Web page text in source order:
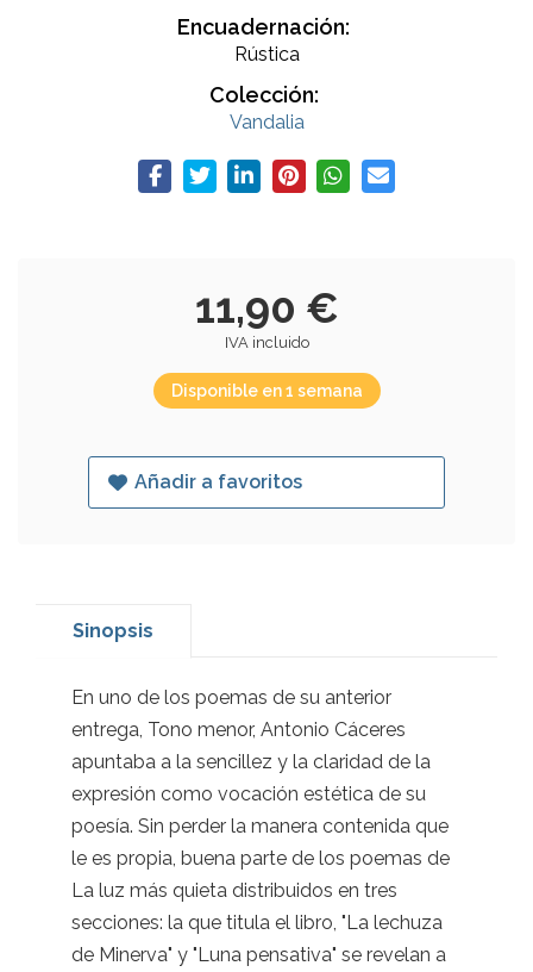
Encuadernación:
Rústica
Colección:
Vandalia
11,90 €
IVA incluido
Disponible en 1 semana
Añadir a favoritos
Sinopsis
En uno de los poemas de su anterior
entrega, Tono menor, Antonio Cáceres
apuntaba a la sencillez y la claridad de la
expresión como vocación estética de su
poesía. Sin perder la manera contenida que
le es propia, buena parte de los poemas de
La luz más quieta distribuidos en tres
secciones: la que titula el libro, "La lechuza
de Minerva" y "Luna pensativa" se revelan a